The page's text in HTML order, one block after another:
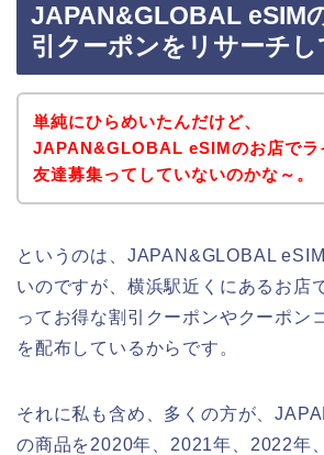
JAPAN&GLOBAL eSIM
引クーポンをリサーチし
単純にひらめいたんだけど、
JAPAN&GLOBAL eSIMのお店でラ
友達募集ってしていないのかな～。
というのは、JAPAN&GLOBAL
いのですが、横浜駅近くにあるお店
ってお得な割引クーポンやクーポン
を配布しているからです。
それに私も含め、多くの方が、
の商品を2020年、2021年、2022年